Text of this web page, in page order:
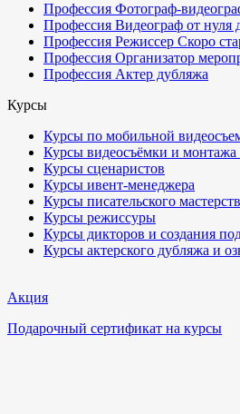
Профессия Фотограф-
Профессия Видеограф от нуля
Профессия Режиссер Скоро
Профессия Организатор
Профессия Актер дубляжа
Курсы
Курсы по мобильной
Курсы видеосъёмки и монтажа
Курсы сценаристов
Курсы ивент-менеджера
Курсы писательского
Курсы режиссуры
Курсы дикторов и создания
Курсы актерского дубляжа и
Акция
Подарочный сертификат на курсы